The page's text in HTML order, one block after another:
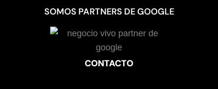
SOMOS PARTNERS DE GOOGLE
CONTACTO